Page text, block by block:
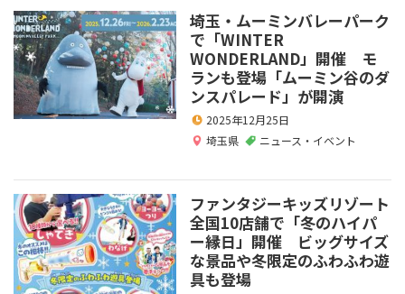
埼玉・ムーミンバレーパーク
で「WINTER
WONDERLAND」開催 モ
ランも登場「ムーミン谷のダ
ンスパレード」が開演
2025年12月25日
埼玉県
ニュース・イベント
ファンタジーキッズリゾート
全国10店舗で「冬のハイパ
ー縁日」開催 ビッグサイズ
な景品や冬限定のふわふわ遊
具も登場